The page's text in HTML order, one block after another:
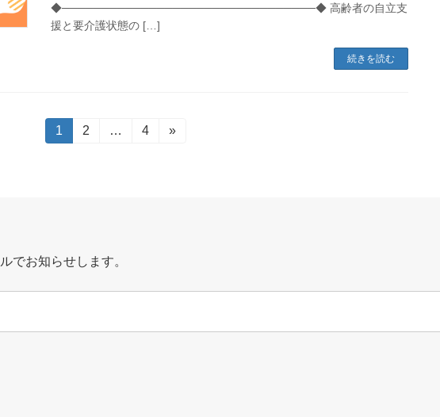
◆────────────────────────────────◆ 高齢者の自立支
援と要介護状態の […]
続きを読む
固
定
1
固
2 …
固
4 »
でお知らせします。